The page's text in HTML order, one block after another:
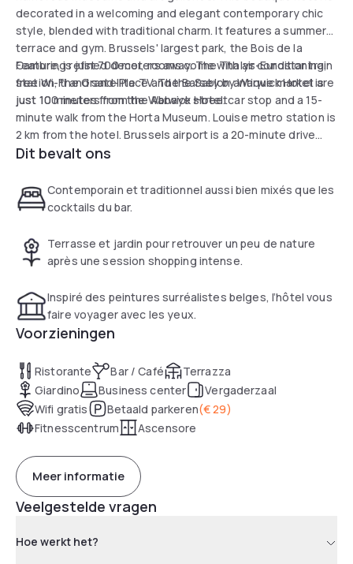
decorated in a welcoming and elegant contemporary chic
style, blended with traditional charm. It features a summer
terrace and gym. Brussels' largest park, the Bois de la
Cambre, is just 700 meters away. The Thalys-Eurostar train
station, the Grand-Place and the Sablon antique market are
just 10 minutes from the Warwick Hotel.
Featuring refined decor, rooms come with air conditioning,
free Wi-Fi and satellite TV. The Barsey by Warwick Hotel is
just 100 meters from the Abbaye streetcar stop and a 15-
minute walk from the Horta Museum. Louise metro station is
2 km from the hotel. Brussels airport is a 20-minute drive
away.
Dit bevalt ons
Contemporain et traditionnel aussi bien mixés que les
cocktails du bar.
Terrasse et jardin pour retrouver un peu de nature
après une session shopping intense.
Inspiré des peintures surréalistes belges, l’hôtel vous
faire voyager avec les yeux.
Voorzieningen
Ristorante Bar / Café
Terrazza
Giardino
Business center
Vergaderzaal
Wifi gratis
Betaald parkeren(€ 29)
Fitnesscentrum
Ascensore
Meer informatie
Veelgestelde vragen
Hoe werkt het?